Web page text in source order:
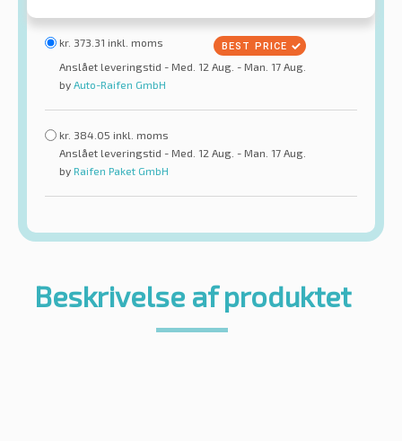
kr. 373.31 inkl. moms
Anslået leveringstid - Med. 12 Aug. - Man. 17 Aug.
by Auto-Raifen GmbH
kr. 384.05 inkl. moms
Anslået leveringstid - Med. 12 Aug. - Man. 17 Aug.
by Raifen Paket GmbH
Beskrivelse af produktet